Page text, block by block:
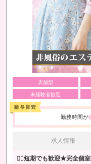
店舗型
未経験者歓迎
勤務時間が
求人情報
🙆‍♀️短期でも歓迎★完全個